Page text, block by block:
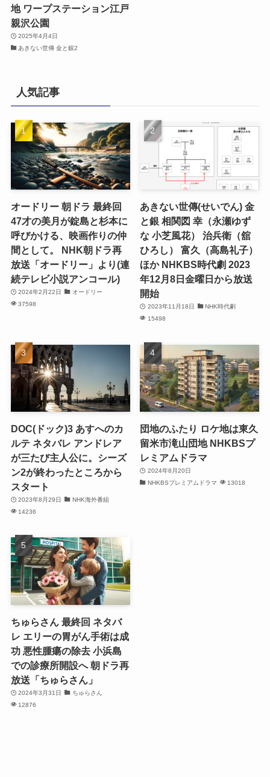
地 ワープステーション江戸
親沢公園
2025年4月4日
あきない世傳 金と銀2
人気記事
オードリー 朝ドラ 最終回
47才の美月が錠島と杉本に
呼びかける、映画作りの仲
間として。 NHK朝ドラ再
放送「オードリー」より(連
続テレビ小説アンコール)
2024年2月22日
オードリー
37598
あきない世傳(せいでん) 金
と銀 相関図 幸（永瀬ゆず
な 小芝風花） 治兵衛（舘
ひろし） 富久（高島礼子）
ほか NHKBS時代劇 2023
年12月8日金曜日から放送
開始
2023年11月18日
NHK時代劇
15498
DOC(ドック)3 あすへのカ
ルテ ネタバレ アンドレア
が三たび主人公に。シーズ
ン2が終わったところから
スタート
2023年8月29日
NHK海外番組
14236
団地のふたり ロケ地は東久
留米市滝山団地 NHKBSプ
レミアムドラマ
2024年8月20日
NHKBSプレミアムドラマ
13018
ちゅらさん 最終回 ネタバ
レ エリーの胃がん手術は成
功 悪性腫瘍の除去 小浜島
での診療所開設へ 朝ドラ再
放送「ちゅらさん」
2024年3月31日
ちゅらさん
12876